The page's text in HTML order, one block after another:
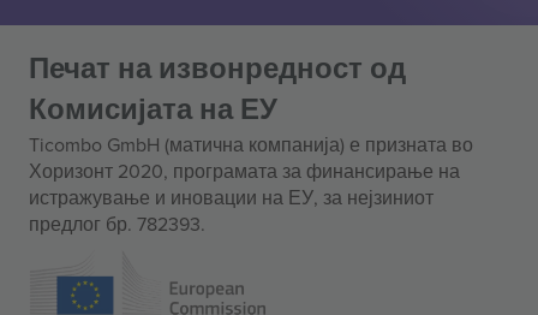
Печат на извонредност од
Комисијата на ЕУ
Ticombo GmbH (матична компанија) е призната во
Хоризонт 2020, програмата за финансирање на
истражување и иновации на ЕУ, за нејзиниот
предлог бр. 782393.